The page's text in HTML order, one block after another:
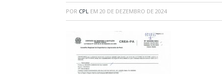
POR CPL EM 20 DE DEZEMBRO DE 2024